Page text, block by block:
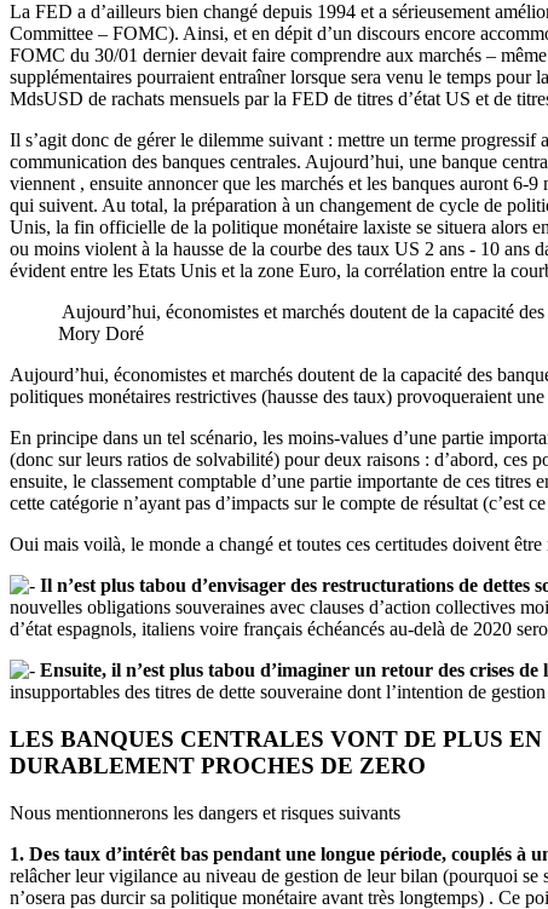
La FED a d’ailleurs bien changé depuis 1994 et a sérieusement
Committee – FOMC). Ainsi, et en dépit d’un discours encore
FOMC du 30/01 dernier devait faire comprendre aux marchés –
supplémentaires pourraient entraîner lorsque sera venu le temps pour
MdsUSD de rachats mensuels par la FED de titres d’état US et de
Il s’agit donc de gérer le dilemme suivant : mettre un terme
communication des banques centrales. Aujourd’hui, une banque
viennent , ensuite annoncer que les marchés et les banques auront 6-
qui suivent. Au total, la préparation à un changement de cycle de
Unis, la fin officielle de la politique monétaire laxiste se situera alors
ou moins violent à la hausse de la courbe des taux US 2 ans - 10 ans
évident entre les Etats Unis et la zone Euro, la corrélation entre la
Aujourd’hui, économistes et marchés doutent de la capacité
Mory Doré
Aujourd’hui, économistes et marchés doutent de la capacité des
politiques monétaires restrictives (hausse des taux) provoqueraient
En principe dans un tel scénario, les moins-values d’une partie
(donc sur leurs ratios de solvabilité) pour deux raisons : d’abord, ces
ensuite, le classement comptable d’une partie importante de ces
cette catégorie n’ayant pas d’impacts sur le compte de résultat
Oui mais voilà, le monde a changé et toutes ces certitudes doivent être
Il n’est plus tabou d’envisager des restructurations de dettes
nouvelles obligations souveraines avec clauses d’action collectives
d’état espagnols, italiens voire français échéancés au-delà de 2020
Ensuite, il n’est plus tabou d’imaginer un retour des crises
insupportables des titres de dette souveraine dont l’intention de
LES BANQUES CENTRALES VONT DE PLUS
DURABLEMENT PROCHES DE ZERO
Nous mentionnerons les dangers et risques suivants
1. Des taux d’intérêt bas pendant une longue période, couplés à
relâcher leur vigilance au niveau de gestion de leur bilan (pourquoi se
n’osera pas durcir sa politique monétaire avant très longtemps) . Ce